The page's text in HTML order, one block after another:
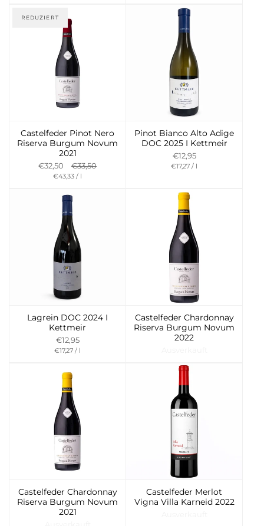
Einheit
REDUZIERT
Castelfeder Pinot Nero
Riserva Burgum Novum
2021
€32,50 €33,50
Preis
Einheit
€43,33 / per
l
Pinot Bianco Alto Adige
DOC 2025 I Kettmeir
€12,95
Preis
€17,27 / per
l
Lagrein DOC 2024 I
Kettmeir
€12,95
Preis
€17,27 / per
l
Castelfeder Chardonnay
Riserva Burgum Novum
2022
Castelfeder Chardonnay
Riserva Burgum Novum
2021
Castelfeder Merlot
Vigna Villa Karneid 2022